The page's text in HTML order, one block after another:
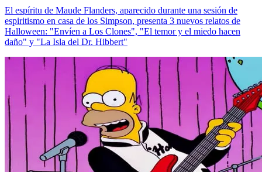
El espíritu de Maude Flanders, aparecido durante una sesión de
espiritismo en casa de los Simpson, presenta 3 nuevos relatos de
Halloween: "Envíen a Los Clones", "El temor y el miedo hacen
daño" y "La Isla del Dr. Hibbert"